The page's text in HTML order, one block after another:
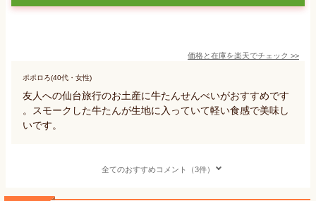
価格と在庫を楽天でチェック >>
ポポロろ(40代・女性)
友人への仙台旅行のお土産に牛たんせんべいがおすすめです
。スモークした牛たんが生地に入っていて軽い食感で美味し
いです。
全てのおすすめコメント（3件）